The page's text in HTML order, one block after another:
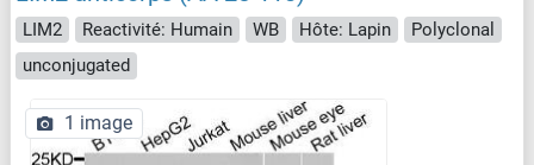
LIM2 Reactivité: Humain WB Hôte: Lapin
Polyclonal
unconjugated
1 image